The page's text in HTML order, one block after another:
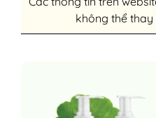
không thể thay